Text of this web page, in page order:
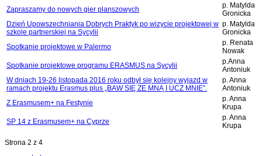
Zapraszamy do nowych gier planszowych
p. Matylda
Gronicka
Dzień Upowszechniania Dobrych Praktyk po wizycie projektowej w
szkole partnerskiej na Sycylii
p. Matylda
Gronicka
Spotkanie projektowe w Palermo
p. Renata
Nowak
Spotkanie projektowe programu ERASMUS na Sycylii
p.Anna
Antoniuk
W dniach 19-26 listopada 2016 roku odbył się kolejny wyjazd w
ramach projektu Erasmus plus „BAW SIĘ ZE MNĄ I UCZ MNIE”.
p. Anna
Antoniuk
Z Erasmusem+ na Festynie
p. Anna
Krupa
SP 14 z Erasmusem+ na Cyprze
p. Anna
Krupa
Strona 2 z 4